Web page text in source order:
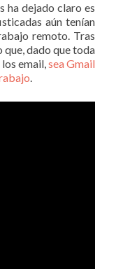
ha dejado claro es
aún tenían
remoto. Tras
que, dado que toda
email,sea Gmail
.